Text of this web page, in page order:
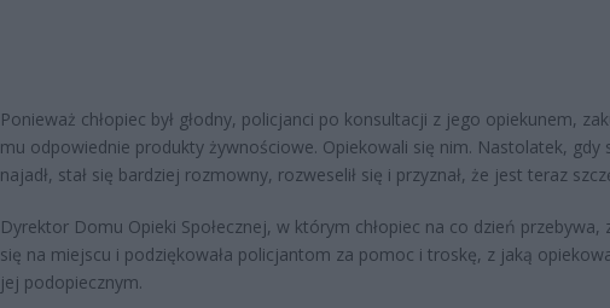
Ponieważ chłopiec był głodny, policjanci po konsultacji z jego opiekunem,
mu odpowiednie produkty żywnościowe. Opiekowali się nim. Nastolatek, gdy
najadł, stał się bardziej rozmowny, rozweselił się i przyznał, że jest teraz
Dyrektor Domu Opieki Społecznej, w którym chłopiec na co dzień przebywa,
się na miejscu i podziękowała policjantom za pomoc i troskę, z jaką
jej podopiecznym.